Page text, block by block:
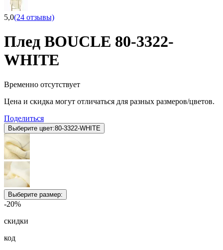
5,0(24 отзывы)
Плед BOUCLE 80-3322-
WHITE
Временно отсутствует
Цена и скидка могут отличаться для разных размеров/цветов.
Поделиться
Выберите цвет:80-3322-WHITE
Выберите размер:
-20%
скидки
код